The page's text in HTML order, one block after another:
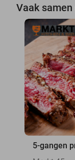
Vaak
5-gangen